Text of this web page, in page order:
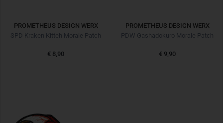
PROMETHEUS DESIGN WERX
SPD Kraken Kitteh Morale Patch
€ 8,90
PROMETHEUS DESIGN WERX
PDW Gashadokuro Morale Patch
€ 9,90